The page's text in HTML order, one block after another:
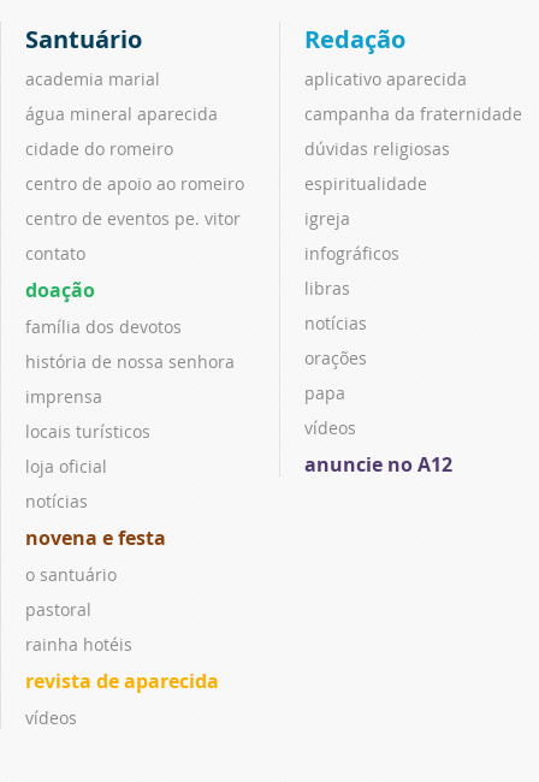
Santuário
academia marial
água mineral aparecida
cidade do romeiro
centro de apoio ao romeiro
centro de eventos pe. vitor
contato
doação
família dos devotos
história de nossa senhora
imprensa
locais turísticos
loja oficial
notícias
novena e festa
o santuário
pastoral
rainha hotéis
revista de aparecida
vídeos
Redação
aplicativo aparecida
campanha da fraternidade
dúvidas religiosas
espiritualidade
igreja
infográficos
libras
notícias
orações
papa
vídeos
anuncie no A12